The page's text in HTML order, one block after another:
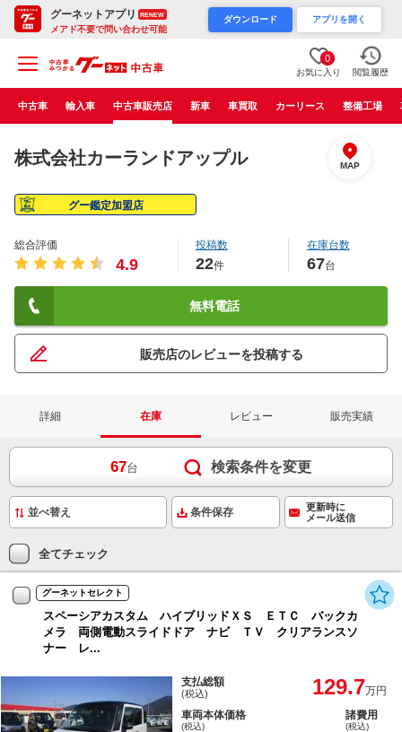
グーネットアプリ RENEW
メアド不要で問い合わせ可能
ダウンロード アプリを開く
0
お気に入り 閲覧履歴
中古車 輸入車 中古車販売店 新車 車買取 カーリース 整備工場
株式会社カーランドアップル MAP
グー鑑定加盟店
総合評価
4.9
投稿数
22件
在庫台数
67台
無料電話
販売店のレビューを投稿する
詳細 在庫 レビュー 販売実績
67台 検索条件を変更
条件保存
更新時に
メール送信
全てチェック
グーネットセレクト
スペーシアカスタム ハイブリッドＸＳ ＥＴＣ バックカ
メラ 両側電動スライドドア ナビ ＴＶ クリアランスソ
ナー レ...
支払総額
(税込) 129.7万円
車両本体価格
(税込)
諸費用
(税込)